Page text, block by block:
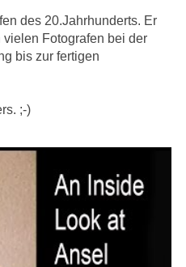
des 20.Jahrhunderts. Er
Fotografen bei der
bis zur fertigen
;-)